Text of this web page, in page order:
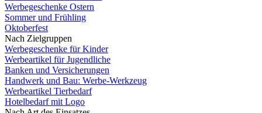
Werbegeschenke Ostern
Sommer und Frühling
Oktoberfest
Nach Zielgruppen
Werbegeschenke für Kinder
Werbeartikel für Jugendliche
Banken und Versicherungen
Handwerk und Bau: Werbe-Werkzeug
Werbeartikel Tierbedarf
Hotelbedarf mit Logo